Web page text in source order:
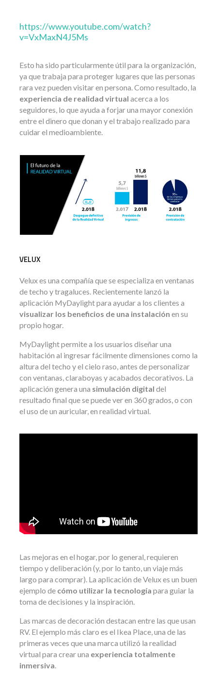
https://www.youtube.com/watch?
v=VxMaxN4J5Ms
Esto ha sido particularmente útil para la organización,
ya que trabaja para proteger lugares que las personas
rara vez pueden visitar en persona. Como resultado, la
experiencia de realidad virtual acerca a los
seguidores, lo que ayuda a forjar una mayor conexión
entre el dinero que donan y el trabajo realizado para
cuidar el medioambiente.
VELUX
Velux es una compañía que se especializa en ventanas
de techo y tragaluces. Recientemente lanzó la
aplicación MyDaylight para ayudar a los clientes a
visualizar los beneficios de una instalación en su
propio hogar.
MyDaylight permite a los usuarios diseñar una
habitación al ingresar fácilmente dimensiones como la
altura del techo y el cielo raso, antes de personalizar
con ventanas, claraboyas y acabados decorativos. La
aplicación genera una simulación digital del
resultado final que se puede ver en 360 grados, o con
el uso de un auricular, en realidad virtual.
Las mejoras en el hogar, por lo general, requieren
tiempo y deliberación (y, por lo tanto, un viaje más
largo para comprar). La aplicación de Velux es un buen
ejemplo de cómo utilizar la tecnología para guiar la
toma de decisiones y la inspiración.
Las marcas de decoración destacan entre las que usan
RV. El ejemplo más claro es el Ikea Place, una de las
primeras veces que una marca utilizó la realidad
virtual para crear una experiencia totalmente
inmersiva.